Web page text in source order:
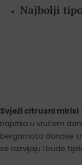
Najbolji
Svježi citrusni mirisi
napitka u vrućem
bergamota donose
se razvijaju i bude